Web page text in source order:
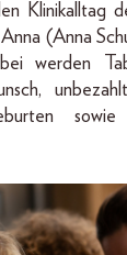
Klinikalltag
(Anna
werden
sowie